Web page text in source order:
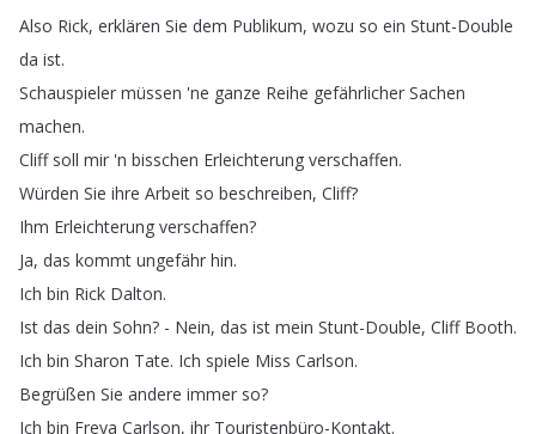
Also Rick, erklären Sie dem Publikum, wozu so ein Stunt-Double
da ist.
Schauspieler müssen 'ne ganze Reihe gefährlicher Sachen
machen.
Cliff soll mir 'n bisschen Erleichterung verschaffen.
Würden Sie ihre Arbeit so beschreiben, Cliff?
Ihm Erleichterung verschaffen?
Ja, das kommt ungefähr hin.
Ich bin Rick Dalton.
Ist das dein Sohn? - Nein, das ist mein Stunt-Double, Cliff Booth.
Ich bin Sharon Tate. Ich spiele Miss Carlson.
Begrüßen Sie andere immer so?
Ich bin Freya Carlson, ihr Touristenbüro-Kontakt.